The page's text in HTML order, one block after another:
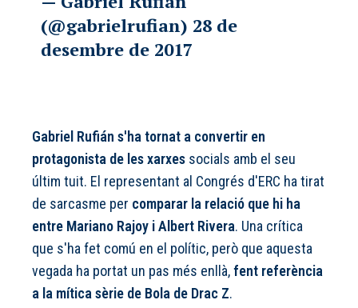
(@gabrielrufian) 28 de
desembre de 2017
Gabriel Rufián s'ha tornat a convertir en
protagonista de les xarxes socials amb el seu
últim tuit. El representant al Congrés d'ERC ha tirat
de sarcasme per comparar la relació que hi ha
entre Mariano Rajoy i Albert Rivera. Una crítica
que s'ha fet comú en el polític, però que aquesta
vegada ha portat un pas més enllà,fent referència
a la mítica sèrie de Bola de Drac Z.